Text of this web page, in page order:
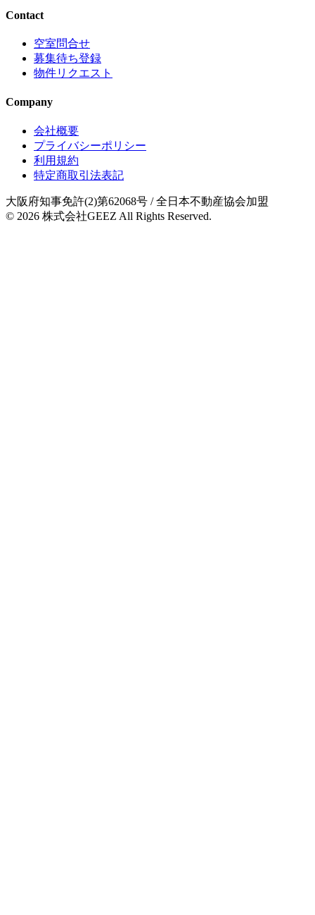
Contact
空室問合せ
募集待ち登録
物件リクエスト
Company
会社概要
プライバシーポリシー
利用規約
特定商取引法表記
大阪府知事免許(2)第62068号 / 全日本不動産協会加盟
© 2026 株式会社GEEZ All Rights Reserved.